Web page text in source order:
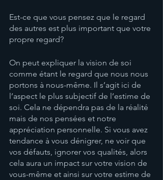
Est-ce que vous pensez que le regard
des autres est plus important que votre
propre regard?
On peut expliquer la vision de soi
comme étant le regard que nous nous
portons à nous-même. Il s’agit ici de
l’aspect le plus subjectif de l’estime de
soi. Cela ne dépendra pas de la réalité
mais de nos pensées et notre
appréciation personnelle. Si vous avez
tendance à vous dénigrer, ne voir que
vos défauts, ignorer vos qualités, alors
cela aura un impact sur votre vision de
vous-même et ainsi sur votre estime de